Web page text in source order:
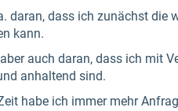
daran, dass ich zunächst die
kann.
auch daran, dass ich mit
anhaltend sind.
habe ich immer mehr